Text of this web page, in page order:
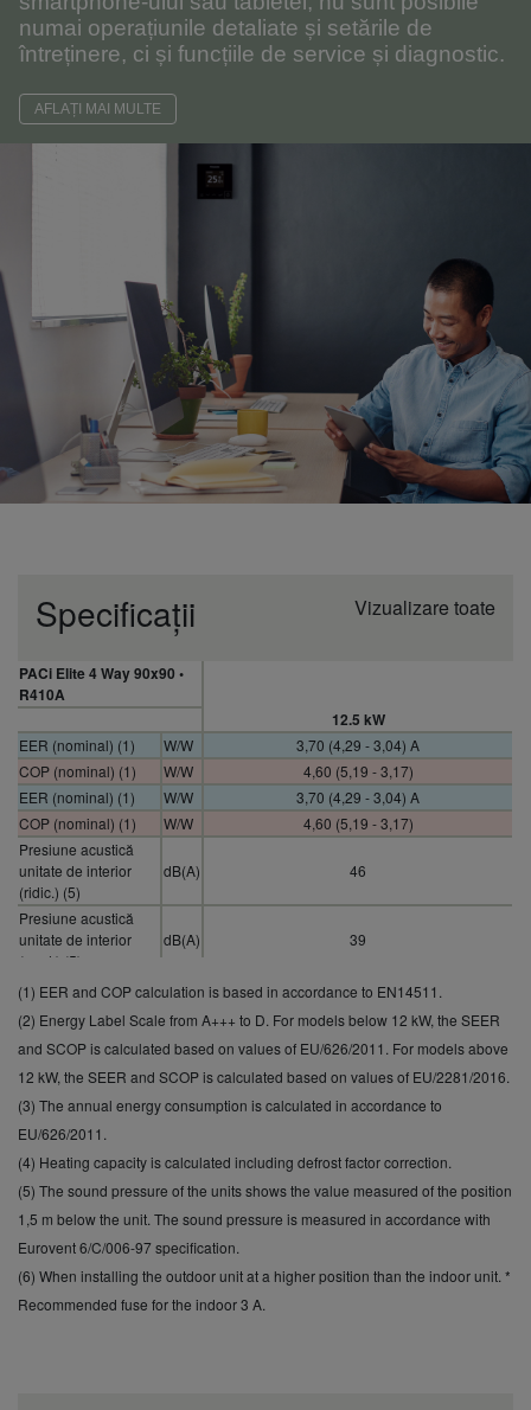
numai operațiunile detaliate și setările de
întreținere, ci și funcțiile de service și diagnostic.
AFLAȚI MAI MULTE
Specificații Vizualizare toate
PACi Elite 4 Way 90x90 •
R410A
12.5 kW
EER (nominal) (1) W/W
3,70 (4,29 - 3,04) A
COP (nominal) (1)
W/W
4,60 (5,19 - 3,17)
EER (nominal) (1)
W/W
3,70 (4,29 - 3,04) A
COP (nominal) (1)
W/W
4,60 (5,19 - 3,17)
Presiune acustică
unitate de interior
(ridic.) (5)
dB(A) 46
Presiune acustică
unitate de interior
(med.) (5)
dB(A) 39
Presiune acustică
unitate de interior
(scăz.) (5)
Siguranță
recomandată pentru
unitate de exterior
A 30
interior/exterior
Agent frigorific
(R410A) / CO2
echivalent
kg / T 3,40 / 7,0992
(1) EER and COP calculation is based in accordance to EN14511.
(2) Energy Label Scale from A+++ to D. For models below 12 kW, the SEER
and SCOP is calculated based on values of EU/626/2011. For models above
12 kW, the SEER and SCOP is calculated based on values of EU/2281/2016.
(3) The annual energy consumption is calculated in accordance to
EU/626/2011.
(4) Heating capacity is calculated including defrost factor correction.
(5) The sound pressure of the units shows the value measured of the position
1,5 m below the unit. The sound pressure is measured in accordance with
Eurovent 6/C/006-97 specification.
(6) When installing the outdoor unit at a higher position than the indoor unit. *
Recommended fuse for the indoor 3 A.